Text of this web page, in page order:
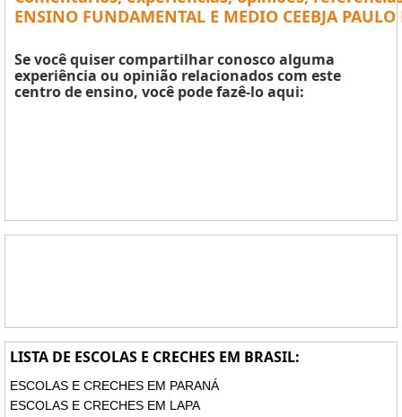
ENSINO FUNDAMENTAL E MEDIO CEEBJA
Se você quiser compartilhar conosco alguma
experiência ou opinião relacionados com este
centro de ensino, você pode fazê-lo aqui:
LISTA DE ESCOLAS E CRECHES EM BRASIL:
ESCOLAS E CRECHES EM PARANÁ
ESCOLAS E CRECHES EM LAPA